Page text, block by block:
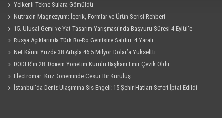
Yelkenli Tekne Sulara Gömüldü
Nutraxin Magnezyum: İçerik, Formlar ve Ürün Serisi Rehberi
15. Ulusal Gemi ve Yat Tasarım Yarışması'nda Başvuru Süresi 4 Eylül'e
Uzatıldı
Rusya Açıklarında Türk Ro-Ro Gemisine Saldırı: 4 Yaralı
Net Kârını Yüzde 38 Artışla 46.5 Milyon Dolar’a Yükseltti
DÖDER'in 28. Dönem Yönetim Kurulu Başkanı Emir Çevik Oldu
Electromar: Kriz Döneminde Cesur Bir Kuruluş
İstanbul'da Deniz Ulaşımına Sis Engeli: 15 Şehir Hatları Seferi İptal Edildi